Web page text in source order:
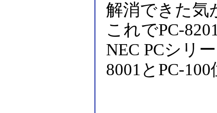
解消できた気
これでPC-
NEC PCシリ
8001とPC-